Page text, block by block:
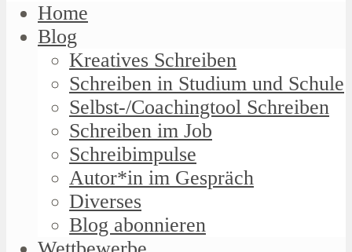
Home
Blog
Kreatives Schreiben
Schreiben in Studium und Schule
Selbst-/Coachingtool Schreiben
Schreiben im Job
Schreibimpulse
Autor*in im Gespräch
Diverses
Blog abonnieren